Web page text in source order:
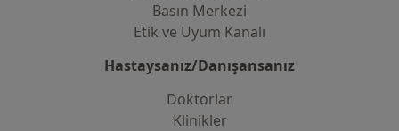
Basın Merkezi
Etik ve Uyum Kanalı
Hastaysanız/Danışansanız
Doktorlar
Klinikler